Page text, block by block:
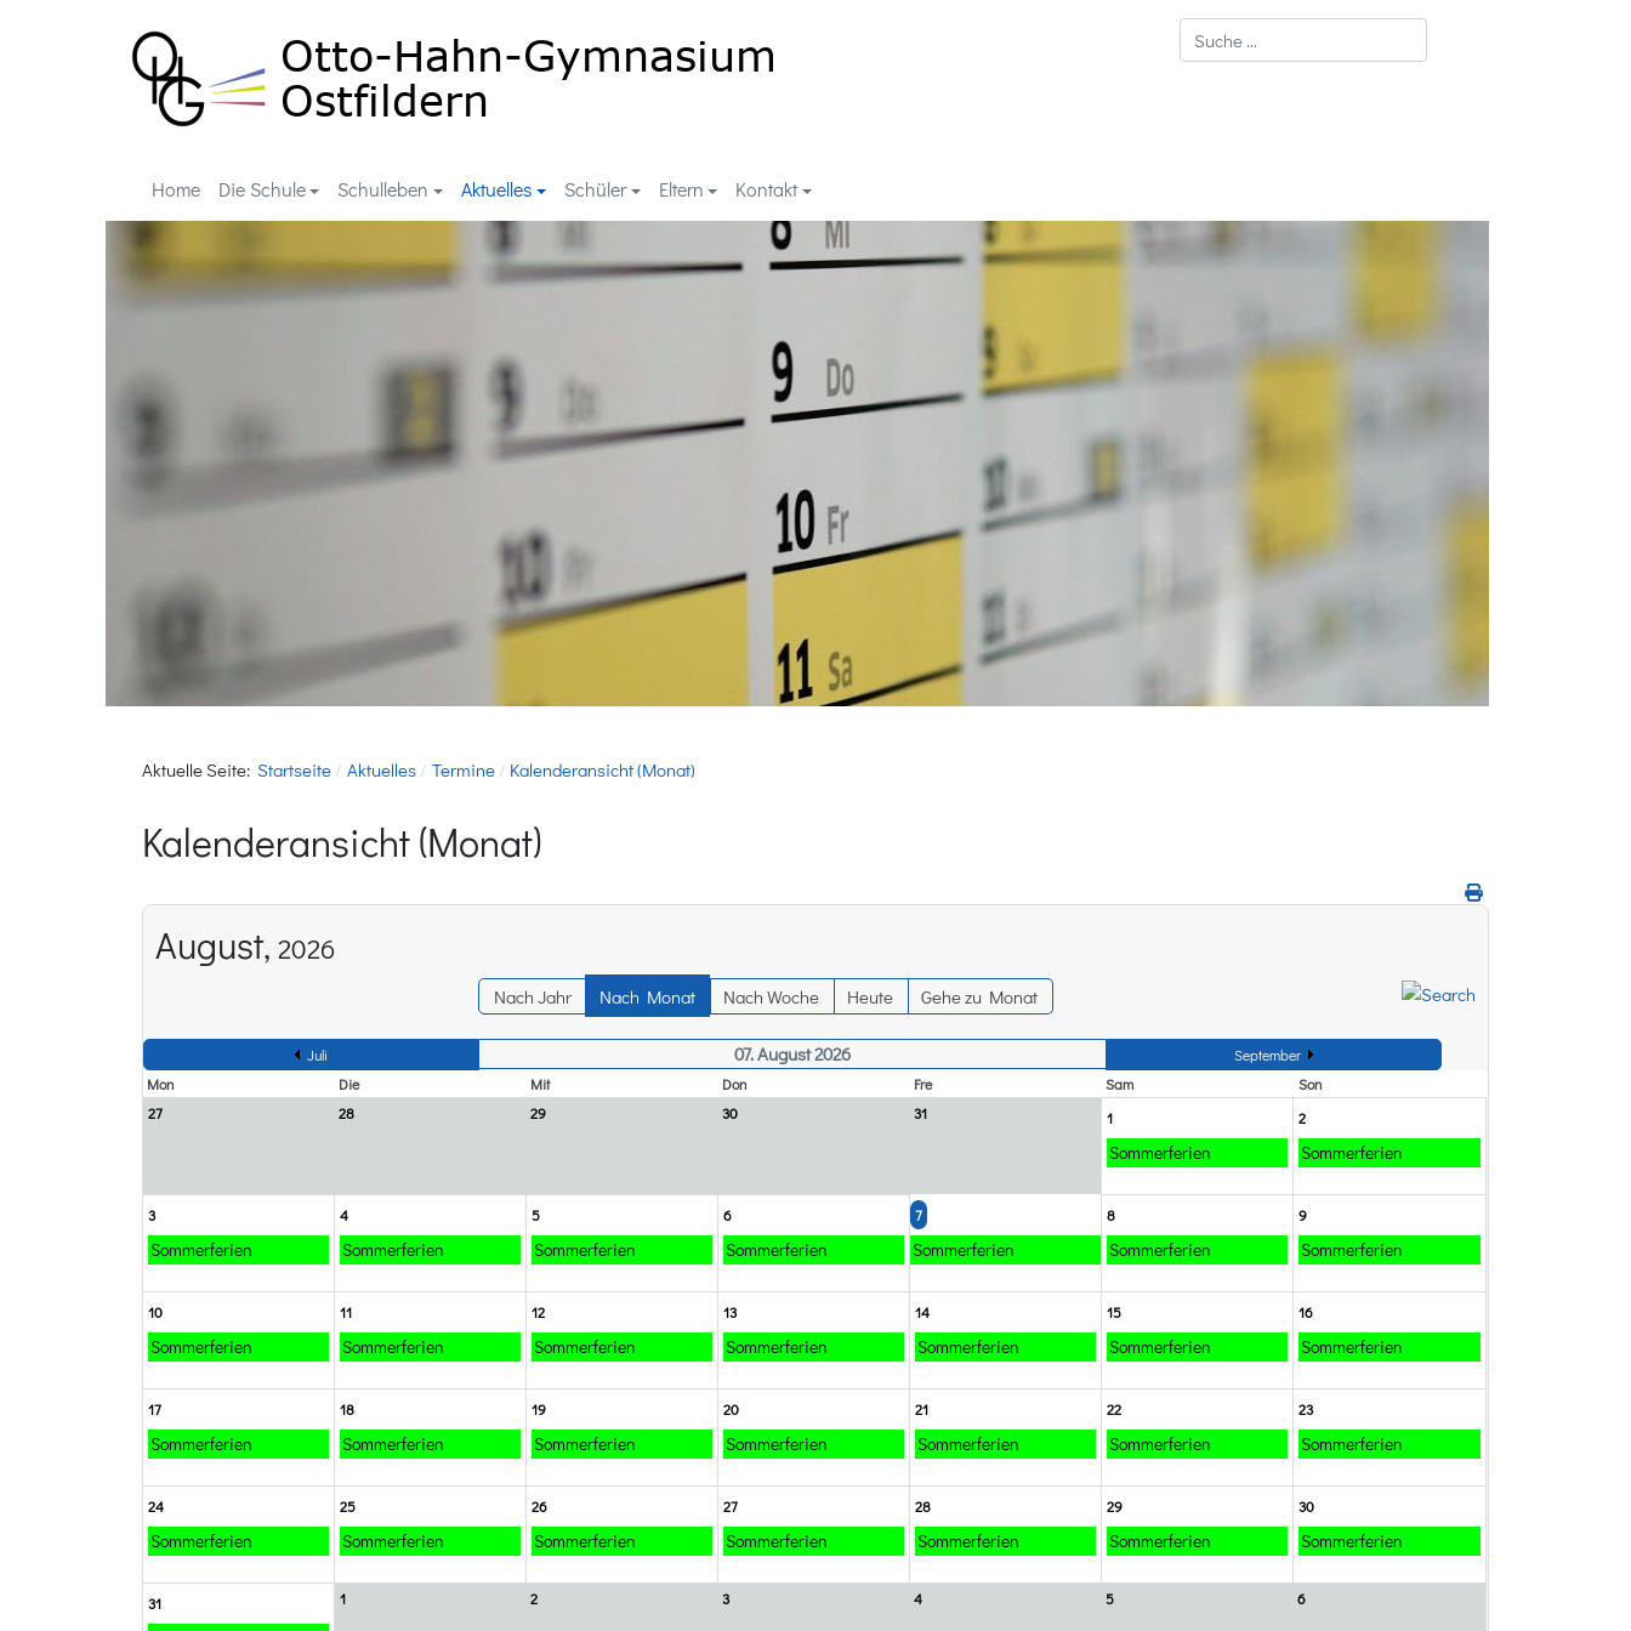
Suchen
Home Die Schule Schulleben Aktuelles Schüler Eltern Kontakt
Aktuelle Seite: Startseite Aktuelles Termine Kalenderansicht (Monat)
Kalenderansicht (Monat)
August, 2026
Nach Jahr Nach Monat Nach Woche Heute Gehe zu Monat
Juli 07. August 2026
September
Mon
Die Mit Don Fre Sam
Son
27
28 29 30 31 1
Sommerferien
2
Sommerferien
3
Sommerferien
4
Sommerferien
5
Sommerferien
6
Sommerferien
7
Sommerferien
8
Sommerferien
9
Sommerferien
10
Sommerferien
11
Sommerferien
12
Sommerferien
13
Sommerferien
14
Sommerferien
15
Sommerferien
16
Sommerferien
17
Sommerferien
18
Sommerferien
19
Sommerferien
20
Sommerferien
21
Sommerferien
22
Sommerferien
23
Sommerferien
24
Sommerferien
25
Sommerferien
26
Sommerferien
27
Sommerferien
28
Sommerferien
29
Sommerferien
30
Sommerferien
31 1 2 3 4 5 6